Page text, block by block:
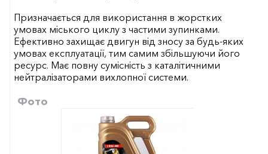
Призначається для використання в жорстких
умовах міського циклу з частими зупинками.
Ефективно захищає двигун від зносу за будь-яких
умовах експлуатації, тим самим збільшуючи його
ресурс. Має повну сумісність з каталітичними
нейтралізаторами вихлопної системи.
Фото